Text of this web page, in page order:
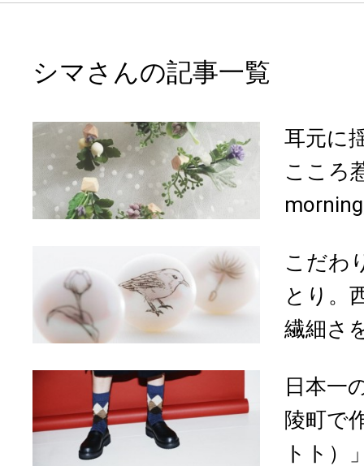
シマさんの記事一覧
耳元に
こころ
こだわ
とり。
繊細さ
日本一
陵町で
トト）